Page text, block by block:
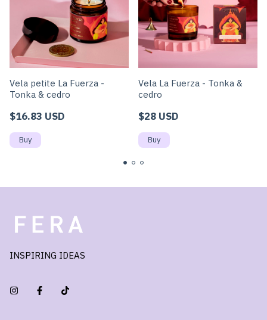
Vela petite La Fuerza -
Tonka & cedro
$16.83 USD
Vela La Fuerza - Tonka &
cedro
$28 USD
INSPIRING IDEAS